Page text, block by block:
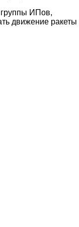
ИПов,
движение ракеты